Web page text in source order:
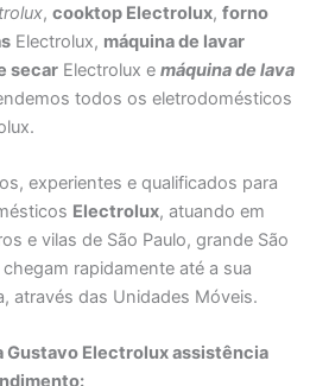
,cooktop Electrolux,forno
Electrolux, máquina de lavar
secar Electrolux emáquina de lava
todos os eletrodomésticos
experientes e qualificados para
Electrolux, atuando em
e vilas de São Paulo, grande São
rapidamente até a sua
através das Unidades Móveis.
Gustavo Electrolux assistência